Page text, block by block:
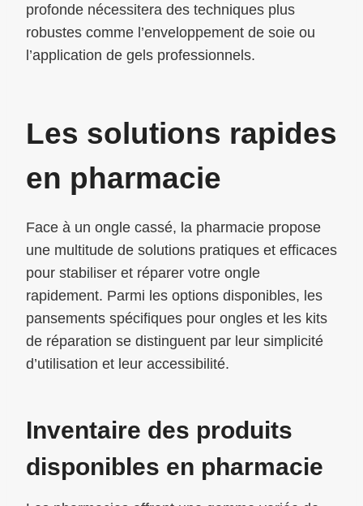
profonde nécessitera des techniques plus
robustes comme l’enveloppement de soie ou
l’application de gels professionnels.
Les solutions rapides
en pharmacie
Face à un ongle cassé, la pharmacie propose
une multitude de solutions pratiques et efficaces
pour stabiliser et réparer votre ongle
rapidement. Parmi les options disponibles, les
pansements spécifiques pour ongles et les kits
de réparation se distinguent par leur simplicité
d’utilisation et leur accessibilité.
Inventaire des produits
disponibles en pharmacie